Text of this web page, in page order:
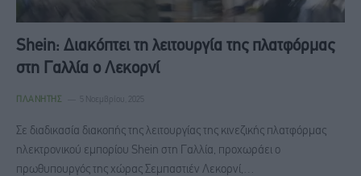
Shein: Διακόπτει τη λειτουργία της πλατφόρμας
στη Γαλλία ο Λεκορνί
ΠΛΑΝΉΤΗΣ 5 Νοεμβρίου, 2025
Σε διαδικασία διακοπής της λειτουργίας της κινεζικής πλατφόρμας
ηλεκτρονικού εμπορίου Shein στη Γαλλία, προχωράει ο
πρωθυπουργός της χώρας Σεμπαστιέν Λεκορνί,…